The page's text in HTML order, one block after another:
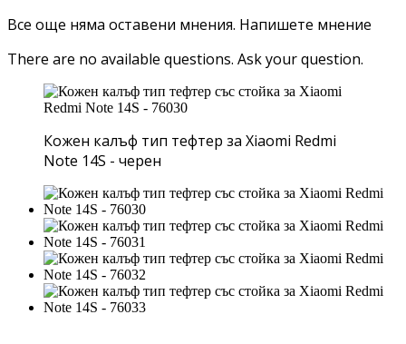
Все още няма оставени мнения. Напишете мнение
There are no available questions. Ask your question.
Кожен калъф тип тефтер за Xiaomi Redmi
Note 14S - черен